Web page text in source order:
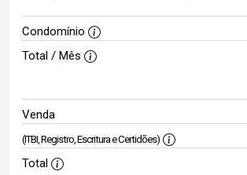
Condomínio
Total / Mês
Venda
(ITBI, Registro, Escritura e Certidões)
Total